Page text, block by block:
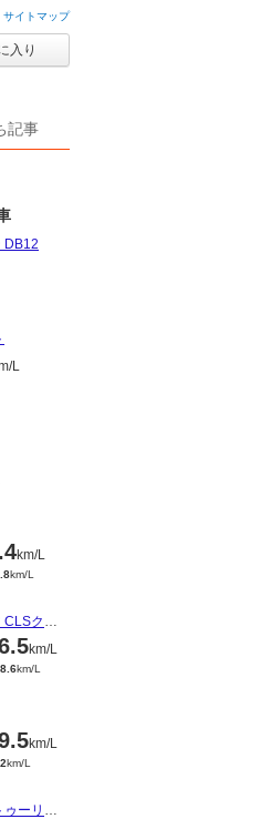
サイトマップ
入り
記事
DB12
L
km/L
km/L
メルセデス・ベンツ CLSクラス
km/L
km/L
km/L
km/L
マセラティ グラントゥーリズモ